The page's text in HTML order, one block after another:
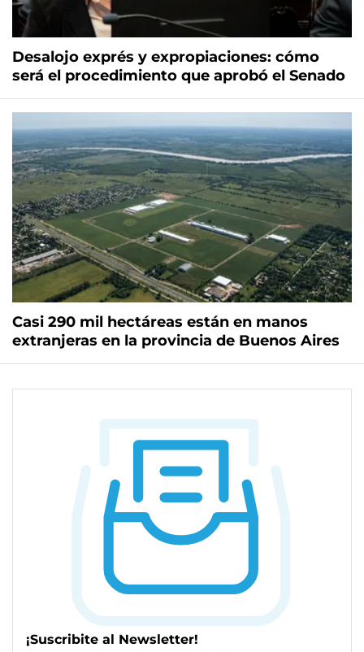
Desalojo exprés y expropiaciones: cómo
será el procedimiento que aprobó el Senado
Casi 290 mil hectáreas están en manos
extranjeras en la provincia de Buenos Aires
¡Suscribite al Newsletter!